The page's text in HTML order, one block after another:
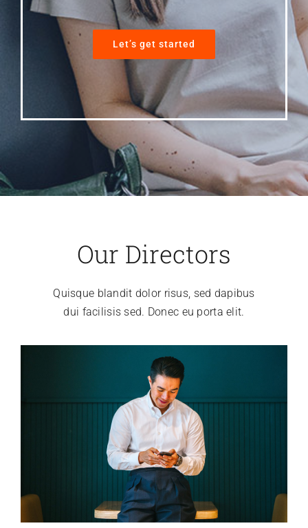
Let’s get started
Our Directors
Quisque blandit dolor risus, sed dapibus
dui facilisis sed. Donec eu porta elit.